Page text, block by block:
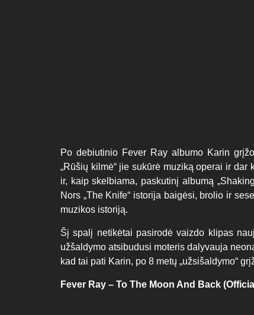
Po debiutinio Fever Ray albumo Karin
„Rūšių kilmė“ jie sukūrė muziką operai ir dar
ir, kaip skelbiama, paskutinį albumą
Nors „The Knife“ istorija baigėsi, brolio ir
muzikos istoriją.
Šį spalį netikėtai pasirodė vaizdo klipas
užšaldymo atsibudusi moteris dalyvauja
kad tai pati Karin, po 8 metų „užsišaldymo“
Fever Ray – To The Moon And Back